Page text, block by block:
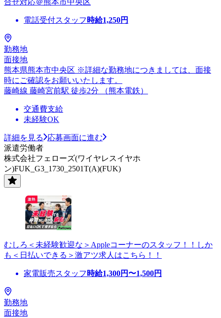
電話受付スタッフ 時給1,250円
勤務地
面接地
熊本県熊本市中央区 ※詳細な勤務地につきましては、面接
時にご確認をお願いいたします。
藤崎線 藤崎宮前駅 徒歩2分 （熊本電鉄）
交通費支給
未経験OK
詳細を見る
応募画面に進む
派遣労働者
株式会社フェローズ(ワイヤレスイヤホ
ン)FUK_G3_1730_2501T(A)(FUK)
むしろ＜未経験歓迎な＞Appleコーナーのスタッフ！！しか
も＜日払いできる＞激アツ求人はこちら！！
家電販売スタッフ 時給1,300円〜1,500円
勤務地
面接地